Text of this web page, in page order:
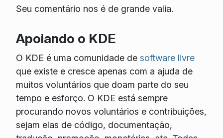
Seu comentário nos é de grande valia.
Apoiando o KDE
O KDE é uma comunidade de software livre
que existe e cresce apenas com a ajuda de
muitos voluntários que doam parte do seu
tempo e esforço. O KDE está sempre
procurando novos voluntários e contribuições,
sejam elas de código, documentação,